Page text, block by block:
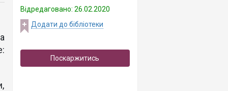
Відредаговано: 26.02.2020
Додати до бібліотеки
Поскаржитись